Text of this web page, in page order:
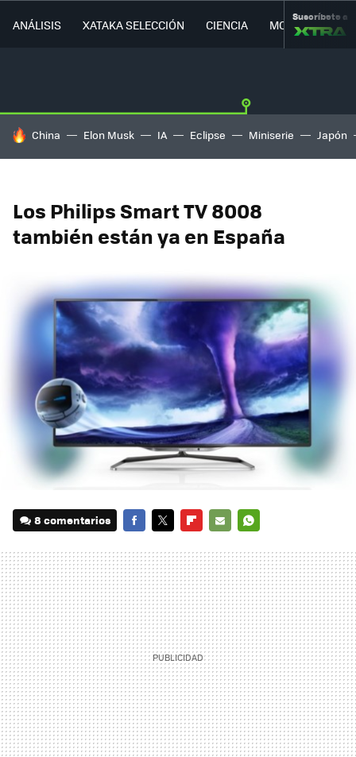
ANÁLISIS XATAKA SELECCIÓN CIENCIA MOVILIDAD
Suscríbete a
HOY SE HABLA DE
China Elon Musk IA Eclipse Miniserie Japón
Los Philips Smart TV 8008
también están ya en España
8 comentarios
MAIL